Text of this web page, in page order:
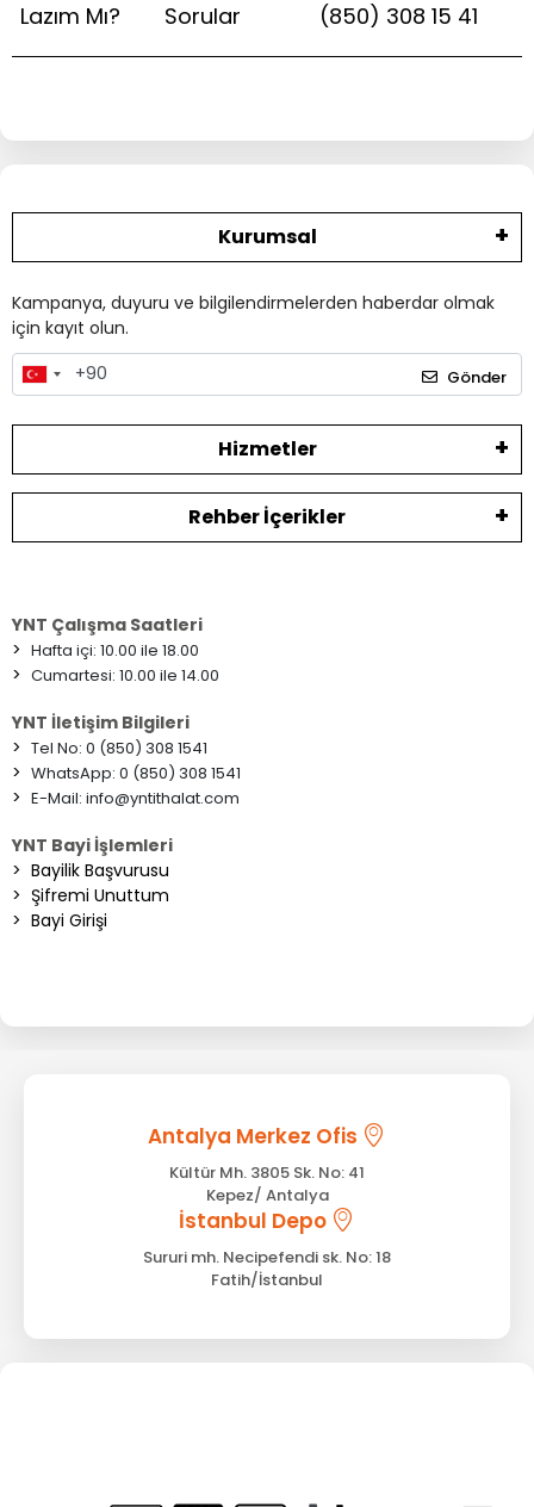
Lazım Mı?
Sorular
(850) 308 15 41
Kurumsal
Kampanya, duyuru ve bilgilendirmelerden haberdar olmak
için kayıt olun.
Gönder
Hizmetler
Rehber İçerikler
YNT Çalışma Saatleri
> Hafta içi: 10.00 ile 18.00
> Cumartesi: 10.00 ile 14.00
YNT İletişim Bilgileri
> Tel No: 0 (850) 308 1541
> WhatsApp: 0 (850) 308 1541
> E-Mail: info@yntithalat.com
YNT Bayi İşlemleri
> Bayilik Başvurusu
> Şifremi Unuttum
> Bayi Girişi
Antalya Merkez Ofis
Kültür Mh. 3805 Sk. No: 41
Kepez/ Antalya
İstanbul Depo
Sururi mh. Necipefendi sk. No: 18
Fatih/İstanbul